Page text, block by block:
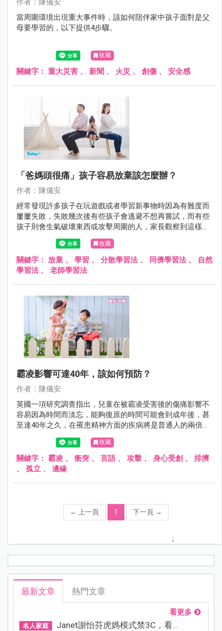
作者：陳儀安
當周圍環境出現重大事件時，該如何陪伴家中孩子面對是父
母要學習的，以下提供4步驟。
收藏
關鍵字： 重大災害 、 新聞 、 火災 、 創傷 、 安全感
「爸媽頭很痛」孩子容易放棄該怎麼辦？
作者：陳儀安
經常發現許多孩子在玩遊戲或者學習新事物時因為有難度而
屢屢失敗，失敗幾次後有些孩子會逃避不想再嘗試，而有些
孩子則會生氣破壞東西或攻擊周圍的人，家長觀察到這樣現
象會感到很緊張，擔心孩子禁不起考驗和挫折，但放棄學習
是最讓人頭疼的，因為孩子失去動機時，再多的鼓勵往往也
起不了作用，因此在學習過程中有時家長也需要適時的運用
不同方式去激勵孩子。
收藏
關鍵字： 放棄 、 學習 、 分散學習法 、 同儕學習法 、
自然
學習法 、 老師學習法
霸凌影響可達40年，該如何預防？
作者：陳儀安
英國一項研究調查指出，兒童在被霸凌受害後的傷痛影響不
容易因為時間而淡忘，能夠復原的時間可能會到成年後，甚
至達40年之久，在罹患精神方面的疾病將是普通人的兩倍、
教育程度低、容易低成就，影響範圍廣且深遠，霸凌問題絕
不容忽視，此項研究也被刊登於《美國精神病學期刊》
（American Journal of Psychiatry）。
收藏
關鍵字： 霸凌 、 衝突 、 言語、 攻擊 、 身心受創 、 排擠
、 孤立 、 邊緣
← 上一頁 1 下一頁 →
;
最新文章 熱門文章
看更多
名人家庭 Janet謝怡芬虎媽模式禁3C，看...